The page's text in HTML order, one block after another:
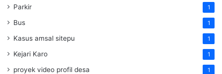
Parkir 1
Bus 1
Kasus amsal sitepu 1
Kejari Karo 1
proyek video profil desa 1